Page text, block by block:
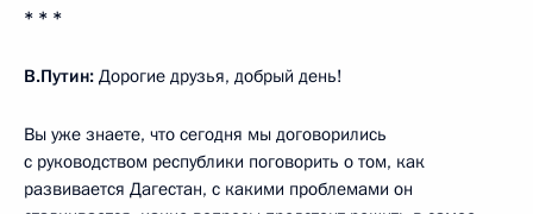
* * *
В.Путин: Дорогие друзья, добрый день!
Вы уже знаете, что сегодня мы договорились
с руководством республики поговорить о том, как
развивается Дагестан, с какими проблемами он